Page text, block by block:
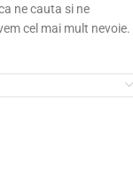
ne cauta si ne
cel mai mult nevoie.